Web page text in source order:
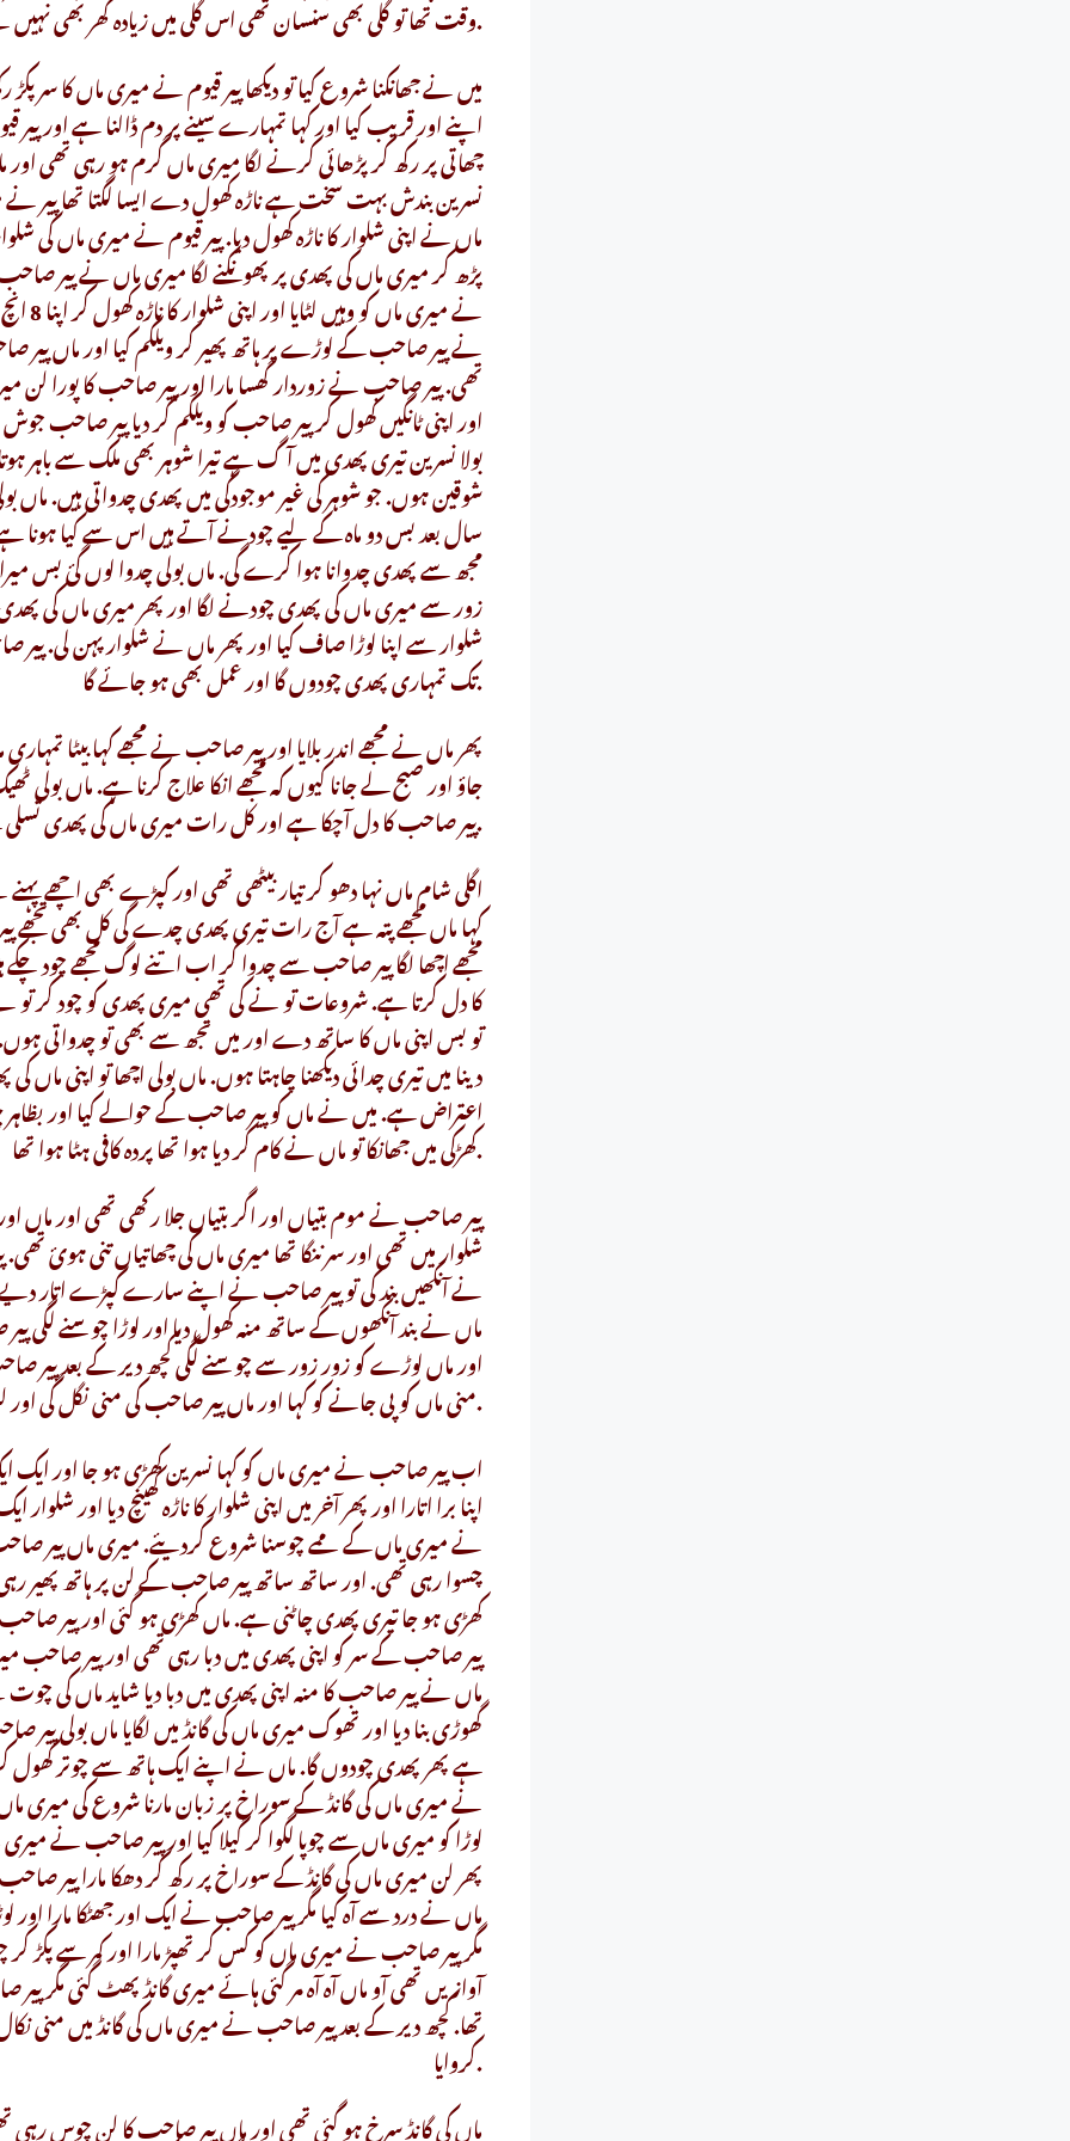
وقت تھا تو گلی بھی سنسان تھی اس گلی میں زیادہ گھر بھی نہیں تھے.
میں نے جھانکنا شروع کیا تو دیکھا پیر قیوم نے میری ماں کا سر
اپنے اور قریب کیا اور کہا تمہارے سینے پر دم ڈالنا ہے اور
چھاتی پر رکھ کر پڑھائی کرنے لگا میری ماں گرم ہو رہی تھی
نسرین بندش بہت سخت ہے ناڑہ کھول دے ایسا لگتا تھا پیر نے
ماں نے اپنی شلوار کا ناڑہ کھول دیا. پیر قیوم نے میری ماں کی
پڑھ کر میری ماں کی پھدی پر پھونکنے لگا میری ماں نے پیر
نے
نے پیر صاحب کے لوڑے پر ہاتھ پھیر کر ویلکم کیا اور ماں
تھی. پیر صاحب نے زوردار گھسا مارا اور پیر صاحب کا پورا
اور اپنی ٹانگیں کھول کر پیر صاحب کو ویلکم کر دیا پیر
بولا نسرین تیری پھدی میں آگ ہے تیرا شوہر بھی ملک سے باہر
شوقین ہوں. جو شوہر کی غیر موجودگی میں پھدی چدواتی ہیں.
سال بعد بس دو ماہ کے لیے چودنے آتے ہیں اس سے کیا ہونا ہے.
مجھ سے پھدی چدوانا ہوا کرے گی. ماں بولی چدوا لوں گئ بس
زور سے میری ماں کی پھدی چودنے لگا اور پھر میری ماں کی
شلوار سے اپنا لوڑا صاف کیا اور پھر ماں نے شلوار پہن لی.
تک تمہاری پھدی چودوں گا اور عمل بھی ہو جائے گا.
پھر ماں نے مجھے اندر بلایا اور پیر صاحب نے مجھے کہا بیٹا
جاؤ اور صبح لے جانا کیوں کہ مجھے انکا علاج کرنا ہے. ماں بولی
پیر صاحب کا دل آچکا ہے اور کل رات میری ماں کی پھدی تسلی سے چودنا چاہتا ہے.
اگلی شام ماں نہا دھو کر تیار بیٹھی تھی اور کپڑے بھی اچھے
کہا ماں مجھے پتہ ہے آج رات تیری پھدی چدے گی کل بھی تجھے
مجھے اچھا لگا پیر صاحب سے چدوا کر اب اتنے لوگ مجھے چود
کا دل کرتا ہے. شروعات تو نے کی تھی میری پھدی کو چود کر تو
تو بس اپنی ماں کا ساتھ دے اور میں تجھ سے بھی تو چدواتی
دینا میں تیری چدائی دیکھنا چاہتا ہوں. ماں بولی اچھا تو اپنی
کھڑکی میں جھانکا تو ماں نے کام کر دیا ہوا تھا پردہ کافی ہٹا ہوا تھا.
پیر صاحب نے موم بتیاں اور اگر بتیاں جلا رکھی تھی اور
شلوار میں تھی اور سر ننگا تھا میری ماں کی چھاتیاں تنی ہوئ
ماں نے بند آنکھوں کے ساتھ منہ کھول دیا اور لوڑا چوسنے
اور ماں لوڑے کو زور زور سے چوسنے لگی کچھ دیر کے بعد پیر
منی ماں کو پی جانے کو کہا اور ماں پیر صاحب کی منی نگل گی اور لن چوسنا جاری رکھا.
اب پیر صاحب نے میری ماں کو کہا نسرین کھڑی ہو جا اور
اپنا برا اتارا اور پھر آخر میں اپنی شلوار کا ناڑہ کھینچ دیا اور
چسوا رہی تھی. اور ساتھ ساتھ پیر صاحب کے لن پر ہاتھ
کھڑی ہو جا تیری پھدی چاٹنی ہے. ماں کھڑی ہو گئی اور پیر
پیر صاحب کے سر کو اپنی پھدی میں دبا رہی تھی اور پیر
ماں نے پیر صاحب کا منہ اپنی پھدی میں دبا دیا شاید ماں کی
گھوڑی بنا دیا اور تھوک میری ماں کی گانڈ میں لگایا ماں بولی
ہے پھر پھدی چودوں گا. ماں نے اپنے ایک ہاتھ سے چوتر
لوڑا کو میری ماں سے چوپا لگوا کر گیلا کیا اور پیر صاحب نے
پھر لن میری ماں کی گانڈ کے سوراخ پر رکھ کر دھکا مارا پیر
ماں نے درد سے آہ کیا مگر پیر صاحب نے ایک اور جھٹکا مارا اور
مگر پیر صاحب نے میری ماں کو کس کر تھپڑ مارا اور کمر سے
آوازیں تھی آو ماں آہ آہ مر گئی ہائے میری گانڈ پھٹ گئی مگر
تھا. کچھ دیر کے بعد پیر صاحب نے میری ماں کی گانڈ میں
کروایا.